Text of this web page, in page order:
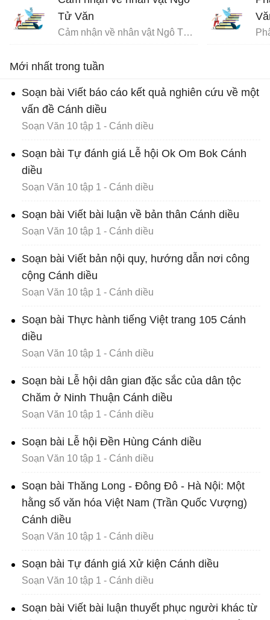
Tử Văn
Cảm nhận về nhân vật Ngô Tử Văn trong bài Chuyện chức phán sự đền Tản Viên
Mới nhất trong tuần
Soạn bài Viết báo cáo kết quả nghiên cứu về một
vấn đề Cánh diều
Soạn Văn 10 tập 1 - Cánh diều
Soạn bài Tự đánh giá Lễ hội Ok Om Bok Cánh
diều
Soạn Văn 10 tập 1 - Cánh diều
Soạn bài Viết bài luận về bản thân Cánh diều
Soạn Văn 10 tập 1 - Cánh diều
Soạn bài Viết bản nội quy, hướng dẫn nơi công
cộng Cánh diều
Soạn Văn 10 tập 1 - Cánh diều
Soạn bài Thực hành tiếng Việt trang 105 Cánh
diều
Soạn Văn 10 tập 1 - Cánh diều
Soạn bài Lễ hội dân gian đặc sắc của dân tộc
Chăm ở Ninh Thuận Cánh diều
Soạn Văn 10 tập 1 - Cánh diều
Soạn bài Lễ hội Đền Hùng Cánh diều
Soạn Văn 10 tập 1 - Cánh diều
Soạn bài Thăng Long - Đông Đô - Hà Nội: Một
hằng số văn hóa Việt Nam (Trần Quốc Vượng)
Cánh diều
Soạn Văn 10 tập 1 - Cánh diều
Soạn bài Tự đánh giá Xử kiện Cánh diều
Soạn Văn 10 tập 1 - Cánh diều
Soạn bài Viết bài luận thuyết phục người khác từ